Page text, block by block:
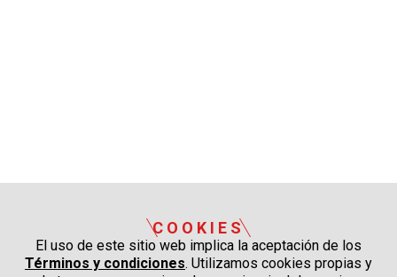
COOKIES
El uso de este sitio web implica la aceptación de los
Términos y condiciones. Utilizamos cookies propias y